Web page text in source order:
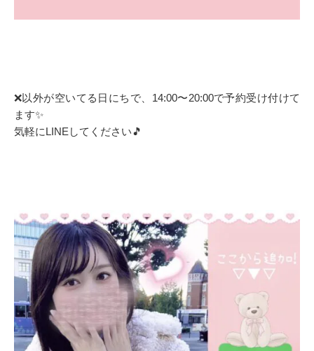
❌以外が空いてる日にちで、14:00〜20:00で予約受け付けて
ます✨
気軽にLINEしてください🎵